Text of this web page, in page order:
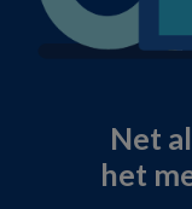
Net
het